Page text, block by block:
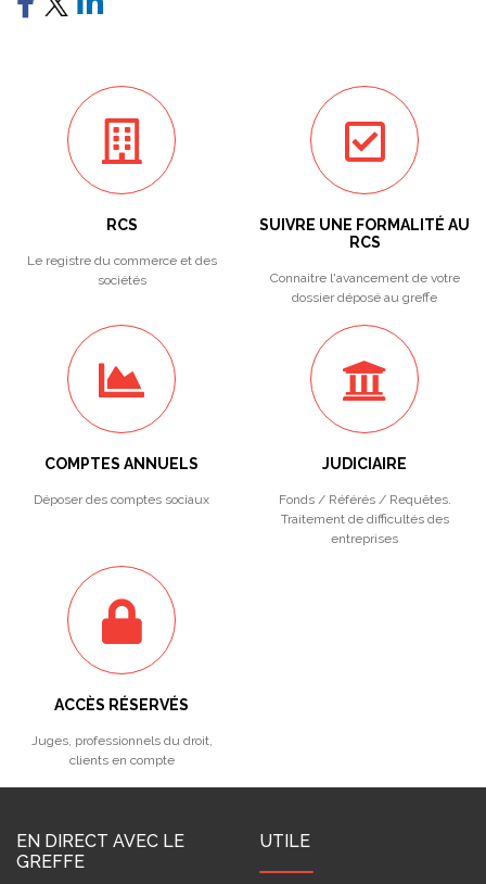
RCS
Le registre du commerce et des
sociétés
SUIVRE UNE FORMALITÉ AU
RCS
Connaitre l'avancement de votre
dossier déposé au greffe
COMPTES ANNUELS
Déposer des comptes sociaux
JUDICIAIRE
Fonds / Référés / Requêtes.
Traitement de difficultés des
entreprises
ACCÈS RÉSERVÉS
Juges, professionnels du droit,
clients en compte
EN DIRECT AVEC LE
GREFFE
UTILE